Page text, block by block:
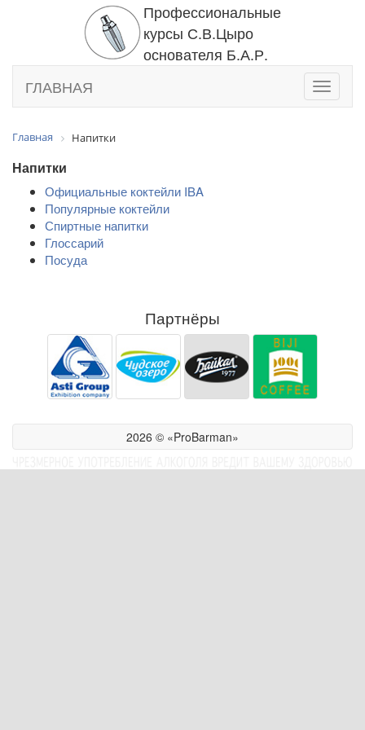
Профессиональные
курсы С.В.Цыро
основателя Б.А.Р.
Toggle
ГЛАВНАЯ
Главная Напитки
Напитки
Официальные коктейли IBA
Популярные коктейли
Спиртные напитки
Глоссарий
Посуда
Партнёры
2026 © «ProBarman»